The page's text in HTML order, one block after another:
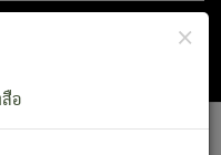
สารบัญ×
อ